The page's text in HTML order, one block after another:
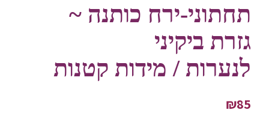
תחתוני-ירח כותנה ~
גזרת ביקיני
לנערות / מידות קטנות
₪85